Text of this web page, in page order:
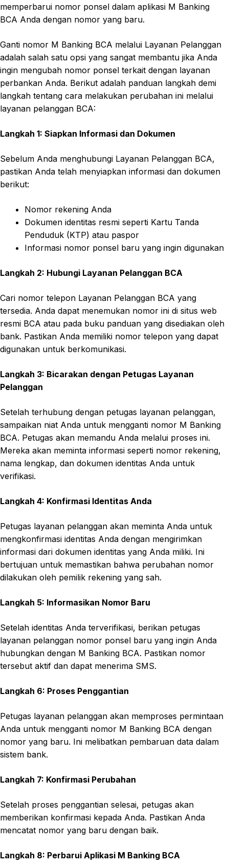
memperbarui nomor ponsel dalam aplikasi M Banking
BCA Anda dengan nomor yang baru.
Ganti nomor M Banking BCA melalui Layanan Pelanggan
adalah salah satu opsi yang sangat membantu jika Anda
ingin mengubah nomor ponsel terkait dengan layanan
perbankan Anda. Berikut adalah panduan langkah demi
langkah tentang cara melakukan perubahan ini melalui
layanan pelanggan BCA:
Langkah 1: Siapkan Informasi dan Dokumen
Sebelum Anda menghubungi Layanan Pelanggan BCA,
pastikan Anda telah menyiapkan informasi dan dokumen
berikut:
Nomor rekening Anda
Dokumen identitas resmi seperti Kartu Tanda
Penduduk (KTP) atau paspor
Informasi nomor ponsel baru yang ingin digunakan
Langkah 2: Hubungi Layanan Pelanggan BCA
Cari nomor telepon Layanan Pelanggan BCA yang
tersedia. Anda dapat menemukan nomor ini di situs web
resmi BCA atau pada buku panduan yang disediakan oleh
bank. Pastikan Anda memiliki nomor telepon yang dapat
digunakan untuk berkomunikasi.
Langkah 3: Bicarakan dengan Petugas Layanan
Pelanggan
Setelah terhubung dengan petugas layanan pelanggan,
sampaikan niat Anda untuk mengganti nomor M Banking
BCA. Petugas akan memandu Anda melalui proses ini.
Mereka akan meminta informasi seperti nomor rekening,
nama lengkap, dan dokumen identitas Anda untuk
verifikasi.
Langkah 4: Konfirmasi Identitas Anda
Petugas layanan pelanggan akan meminta Anda untuk
mengkonfirmasi identitas Anda dengan mengirimkan
informasi dari dokumen identitas yang Anda miliki. Ini
bertujuan untuk memastikan bahwa perubahan nomor
dilakukan oleh pemilik rekening yang sah.
Langkah 5: Informasikan Nomor Baru
Setelah identitas Anda terverifikasi, berikan petugas
layanan pelanggan nomor ponsel baru yang ingin Anda
hubungkan dengan M Banking BCA. Pastikan nomor
tersebut aktif dan dapat menerima SMS.
Langkah 6: Proses Penggantian
Petugas layanan pelanggan akan memproses permintaan
Anda untuk mengganti nomor M Banking BCA dengan
nomor yang baru. Ini melibatkan pembaruan data dalam
sistem bank.
Langkah 7: Konfirmasi Perubahan
Setelah proses penggantian selesai, petugas akan
memberikan konfirmasi kepada Anda. Pastikan Anda
mencatat nomor yang baru dengan baik.
Langkah 8: Perbarui Aplikasi M Banking BCA